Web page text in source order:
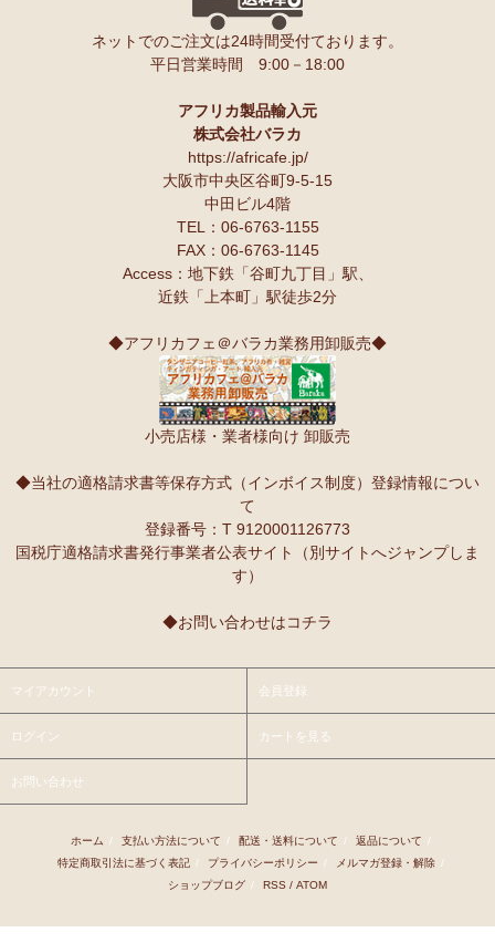
ネットでのご注文は24時間受付ております。
平日営業時間 9:00－18:00
アフリカ製品輸入元
株式会社バラカ
https://africafe.jp/
大阪市中央区谷町9-5-15
中田ビル4階
TEL：06-6763-1155
FAX：06-6763-1145
Access：地下鉄「谷町九丁目」駅、
近鉄「上本町」駅徒歩2分
◆アフリカフェ＠バラカ業務用卸販売◆
小売店様・業者様向け 卸販売
◆当社の適格請求書等保存方式（インボイス制度）登録情報につい
て
登録番号：T 9120001126773
国税庁適格請求書発行事業者公表サイト（別サイトへジャンプしま
す）
◆お問い合わせはコチラ
マイアカウント 会員登録
ログイン カートを見る
お問い合わせ
ホーム / 支払い方法について / 配送・送料について / 返品について
/
特定商取引法に基づく表記 / プライバシーポリシー / メルマガ登録・解除 /
ショップブログ / RSS / ATOM